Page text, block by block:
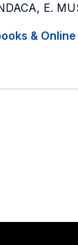
E.
&